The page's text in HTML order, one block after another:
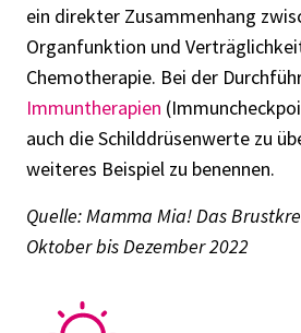
ein direkter Zusammenhang
Organfunktion und
Chemotherapie. Bei der
Immuntherapien
auch die Schilddrüsenwerte zu
weiteres Beispiel zu benennen.
Quelle: Mamma Mia! Das
Oktober bis Dezember 2022